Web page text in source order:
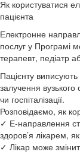
Як користуватися
пацієнта
Електронне
послуг у Програмі
терапевт, педіатр
Пацієнту
залучення
чи госпіталізації.
Розповідаємо, як
✓ Е-направлення
здоров’я лікарем,
✓ Лікар може